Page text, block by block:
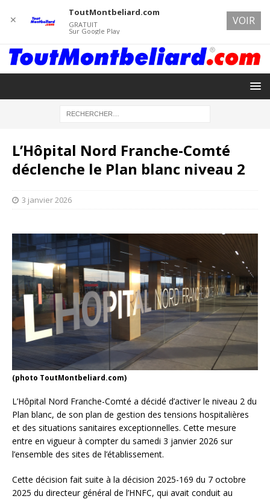
L’Hôpital Nord Franche-Comté
déclenche le Plan blanc niveau 2
3 janvier 2026
(photo ToutMontbeliard.com)
L’Hôpital Nord Franche-Comté a décidé d’activer le niveau 2 du
Plan blanc, de son plan de gestion des tensions hospitalières
et des situations sanitaires exceptionnelles. Cette mesure
entre en vigueur à compter du samedi 3 janvier 2026 sur
l’ensemble des sites de l’établissement.
Cette décision fait suite à la décision 2025-169 du 7 octobre
2025 du directeur général de l’HNFC, qui avait conduit au
✕
ToutMontbeliard.com
GRATUIT
Sur Google Play
VOIR